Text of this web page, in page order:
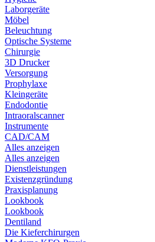
Laborgeräte
Möbel
Beleuchtung
Optische Systeme
Chirurgie
3D Drucker
Versorgung
Prophylaxe
Kleingeräte
Endodontie
Intraoralscanner
Instrumente
CAD/CAM
Alles anzeigen
Alles anzeigen
Dienstleistungen
Existenzgründung
Praxisplanung
Lookbook
Lookbook
Dentiland
Die Kieferchirurgen